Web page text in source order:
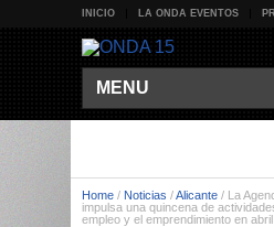
INICIO LA ONDA EVENTOS
MENU
Home / Noticias /Alicante / La
impulsa una quincena de
empleo y el emprendimiento en abril